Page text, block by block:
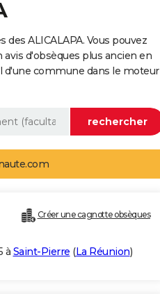
ALICALAPA. Vous pouvez
d'obsèques plus ancien en
d'une commune dans le moteur
Créer une cagnotte obsèques
à Saint-Pierre (La Réunion)